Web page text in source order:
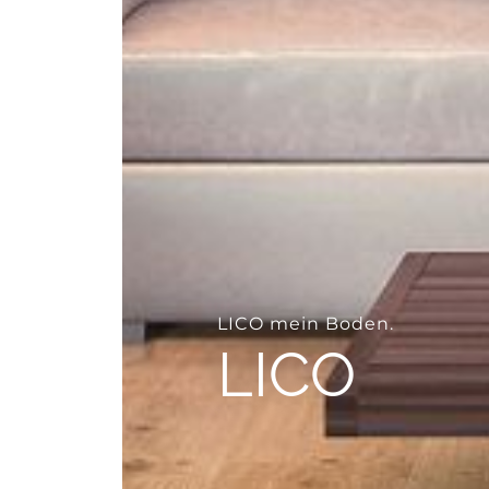
LICO mein Boden.
LICO